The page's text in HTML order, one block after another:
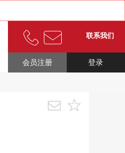
联系我们
登录
会员注册